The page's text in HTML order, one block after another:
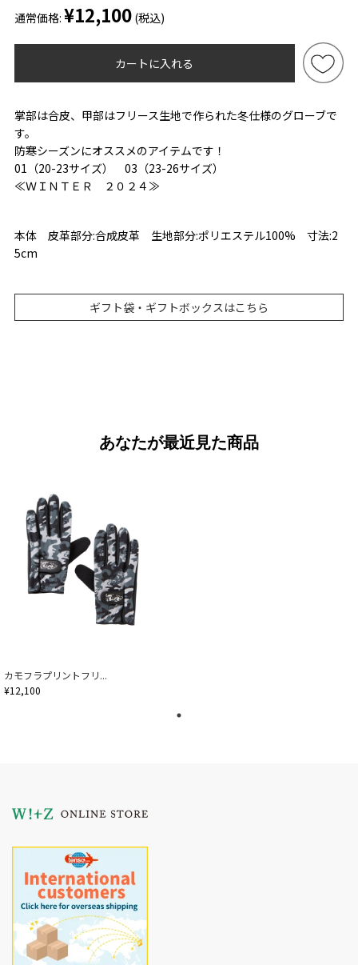
通常価格: ¥12,100 (税込)
カートに入れる
掌部は合皮、甲部はフリース生地で作られた冬仕様のグローブで
す。
防寒シーズンにオススメのアイテムです！
01（20-23サイズ） 03（23-26サイズ）
≪ＷＩＮＴＥＲ ２０２４≫
本体 皮革部分:合成皮革 生地部分:ポリエステル100% 寸法:2
5cm
ギフト袋・ギフトボックスはこちら
あなたが最近見た商品
カモフラプリントフリ...
¥12,100